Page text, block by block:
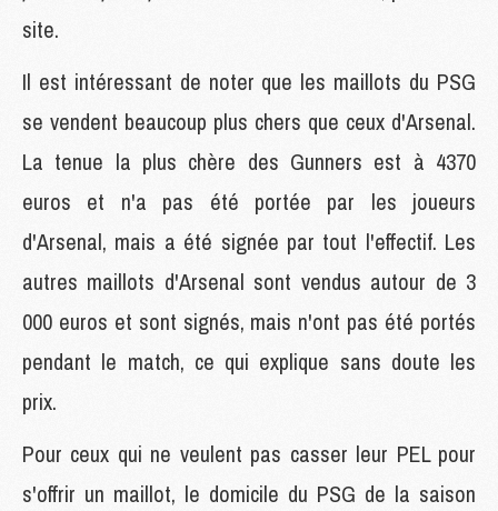
site.
Il est intéressant de noter que les maillots du PSG
se vendent beaucoup plus chers que ceux d'Arsenal.
La tenue la plus chère des Gunners est à 4370
euros et n'a pas été portée par les joueurs
d'Arsenal, mais a été signée par tout l'effectif. Les
autres maillots d'Arsenal sont vendus autour de 3
000 euros et sont signés, mais n'ont pas été portés
pendant le match, ce qui explique sans doute les
prix.
Pour ceux qui ne veulent pas casser leur PEL pour
s'offrir un maillot, le domicile du PSG de la saison